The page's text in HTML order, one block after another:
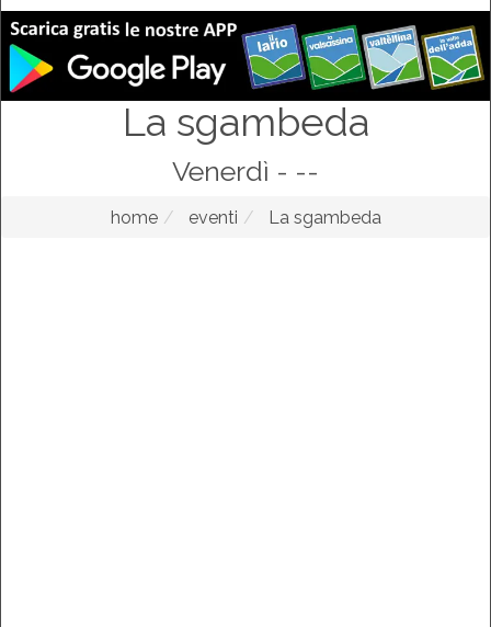
La sgambeda
Venerdì - --
home eventi La sgambeda